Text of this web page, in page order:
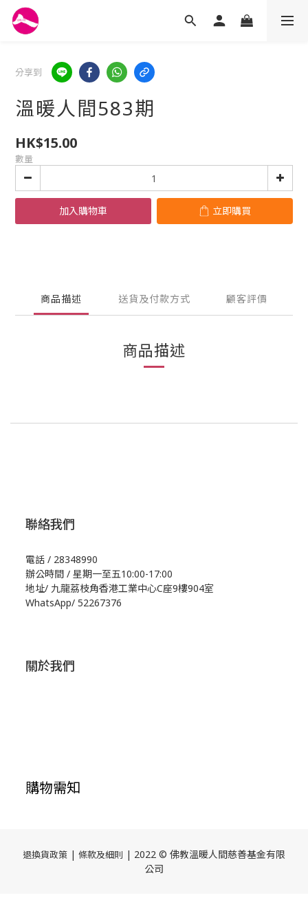
分享到
溫暖人間583期
HK$15.00
數量
加入購物車 立即購買
商品描述 送貨及付款方式 顧客評價
商品描述
聯絡我們
電話 / 28348990
辦公時間 / 星期一至五10:00-17:00
地址/ 九龍荔枝角香港工業中心C座9樓904室
WhatsApp/ 52267376
關於我們
購物需知
退換貨政策 | 條款及細則 | 2022 © 佛教溫暖人間慈善基金有限
公司